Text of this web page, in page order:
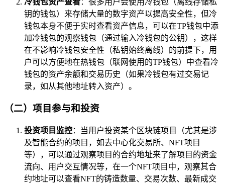
钥的钱包）来存储大量的数字资产以提高安全性，但冷
钱包本身不便于实时查看资产信息，可以在TP钱包中添
加冷钱包的观察钱包（通过输入冷钱包的公钥），这样
在不影响冷钱包安全性（私钥始终离线）的前提下，用
户可以方便地在热钱包（联网使用的TP钱包）中查看冷
钱包的资产余额和交易历史（如果冷钱包有过交易记
录，如从其他地址转入资产）。
（二）项目参与和投资
投资项目监控：当用户投资某个区块链项目（尤其是涉
及智能合约的项目，如去中心化交易所、NFT项目
等），可以通过观察项目的合约地址来了解项目的资金
流向、用户交互情况等，在一个NFT项目中，观察其合
约地址可以查看NFT的铸造数量、交易次数、最新成交